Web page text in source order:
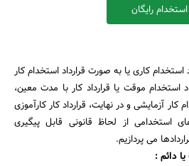
استخدام رایگان
کاری یا به صورت قرارداد استخدام کار
استخدام موقت یا قرارداد کار با مدت معین،
کار آزمایشی و در نهایت، قرارداد کار کارآموزی
استخدامی از لحاظ قانونی قابل پیگیری
می پردازیم.
دائم :